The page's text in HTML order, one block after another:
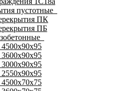
пустотные
ПК
ПБ